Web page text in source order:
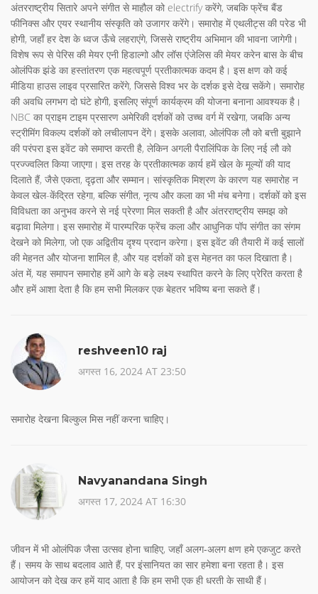
अंतरराष्ट्रीय सितारे अपने संगीत से माहौल को electrify करेंगे, जबकि फ्रेंच बैंड
फीनिक्स और एयर स्थानीय संस्कृति को उजागर करेंगे। समारोह में एथलीट्स की परेड भी
होगी, जहाँ हर देश के ध्वज ऊँचे लहराएंगे, जिससे राष्ट्रीय अभिमान की भावना जागेगी।
विशेष रूप से पेरिस की मेयर एनी हिडाल्गो और लॉस एंजेलिस की मेयर करेन बास के बीच
ओलंपिक झंडे का हस्तांतरण एक महत्वपूर्ण प्रतीकात्मक कदम है। इस क्षण को कई
मीडिया हाउस लाइव प्रसारित करेंगे, जिससे विश्व भर के दर्शक इसे देख सकेंगे। समारोह
की अवधि लगभग दो घंटे होगी, इसलिए संपूर्ण कार्यक्रम की योजना बनाना आवश्यक है।
NBC का प्राइम टाइम प्रसारण अमेरिकी दर्शकों को उच्च वर्ग में रखेगा, जबकि अन्य
स्ट्रीमिंग विकल्प दर्शकों को लचीलापन देंगे। इसके अलावा, ओलंपिक लौ को बत्ती बुझाने
की परंपरा इस इवेंट को समाप्त करती है, लेकिन अगली पैरालिंपिक के लिए नई लौ को
प्रज्ज्वलित किया जाएगा। इस तरह के प्रतीकात्मक कार्य हमें खेल के मूल्यों की याद
दिलाते हैं, जैसे एकता, दृढ़ता और सम्मान। सांस्कृतिक मिश्रण के कारण यह समारोह न
केवल खेल-केंद्रित रहेगा, बल्कि संगीत, नृत्य और कला का भी मंच बनेगा। दर्शकों को इस
विविधता का अनुभव करने से नई प्रेरणा मिल सकती है और अंतरराष्ट्रीय समझ को
बढ़ावा मिलेगा। इस समारोह में पारम्परिक फ्रेंच कला और आधुनिक पॉप संगीत का संगम
देखने को मिलेगा, जो एक अद्वितीय दृश्य प्रदान करेगा। इस इवेंट की तैयारी में कई सालों
की मेहनत और योजना शामिल है, और यह दर्शकों को इस मेहनत का फल दिखाता है।
अंत में, यह समापन समारोह हमें आगे के बड़े लक्ष्य स्थापित करने के लिए प्रेरित करता है
और हमें आशा देता है कि हम सभी मिलकर एक बेहतर भविष्य बना सकते हैं।
reshveen10 raj
अगस्त 16, 2024 AT 23:50
समारोह देखना बिल्कुल मिस नहीं करना चाहिए।
Navyanandana Singh
अगस्त 17, 2024 AT 16:30
जीवन में भी ओलंपिक जैसा उत्सव होना चाहिए, जहाँ अलग‑अलग क्षण हमे एकजुट करते
हैं। समय के साथ बदलाव आते हैं, पर इंसानियत का सार हमेशा बना रहता है। इस
आयोजन को देख कर हमें याद आता है कि हम सभी एक ही धरती के साथी हैं।